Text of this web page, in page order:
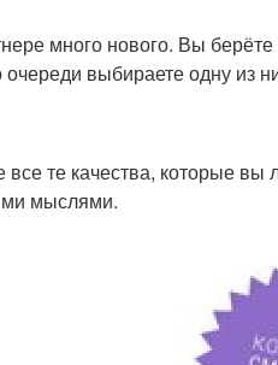
много нового. Вы
выбираете одну из
те качества, которые
мыслями.